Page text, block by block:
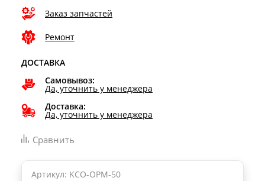
Заказ запчастей
Ремонт
ДОСТАВКА
Самовывоз:
Да, уточнить у менеджера
Доставка:
Да, уточнить у менеджера
Сравнить
Артикул: KCO-OPM-50